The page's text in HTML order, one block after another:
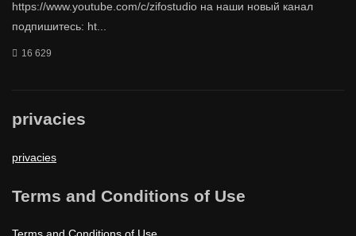
https://www.youtube.com/c/zifostudio на наши новый канал
подпишитесь: ht...
16 629
privacies
privacies
Terms and Conditions of Use